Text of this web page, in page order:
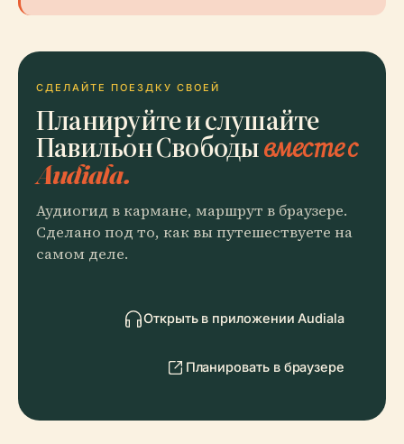
СДЕЛАЙТЕ ПОЕЗДКУ СВОЕЙ
Планируйте и слушайте
Павильон Свободывместе с
Audiala.
Аудиогид в кармане, маршрут в браузере.
Сделано под то, как вы путешествуете на
самом деле.
Открыть в приложении Audiala
Планировать в браузере